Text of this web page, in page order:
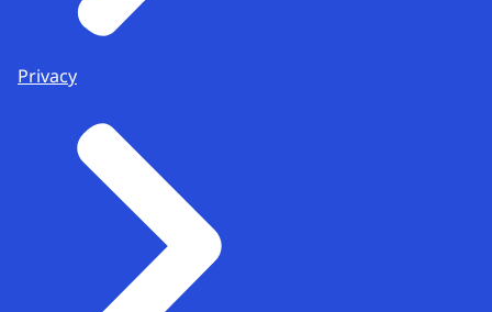
Privacy